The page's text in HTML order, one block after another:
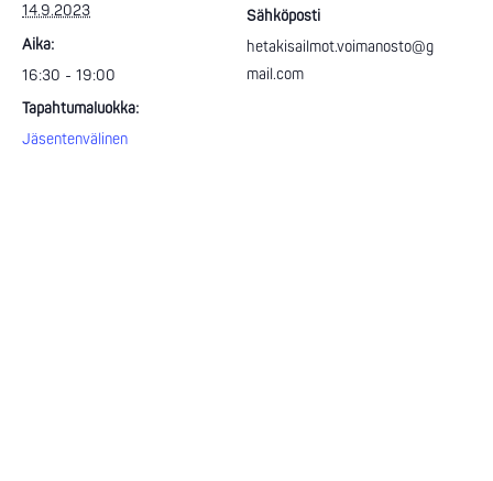
14.9.2023
Aika:
16:30 - 19:00
Tapahtumaluokka:
Jäsentenvälinen
Sähköposti
hetakisailmot.voimanosto@g
mail.com